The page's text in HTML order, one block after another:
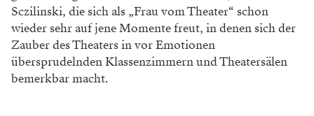
Sczilinski, die sich als „Frau vom Theater“ schon
wieder sehr auf jene Momente freut, in denen sich der
Zauber des Theaters in vor Emotionen
übersprudelnden Klassenzimmern und Theatersälen
bemerkbar macht.